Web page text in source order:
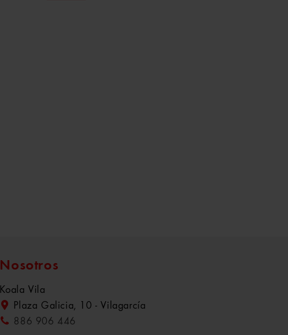
Nosotros
Koala Vila
Plaza Galicia, 10 - Vilagarcía
886 906 446